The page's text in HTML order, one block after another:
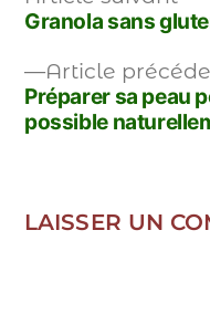
Article
Préparer sa peau
possible
Granola sans
LAISSER UN